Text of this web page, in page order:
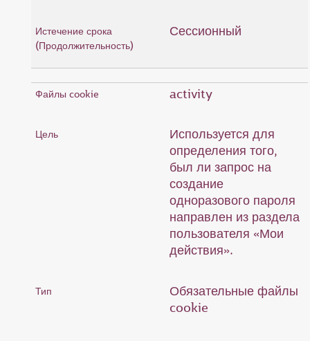
Сессионный
activity
Используется для
определения того,
был ли запрос на
создание
одноразового пароля
направлен из раздела
пользователя «Мои
действия».
Обязательные файлы
cookie